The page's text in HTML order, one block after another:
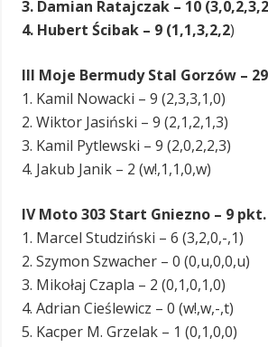
3. Damian Ratajczak – 10
4. Hubert Ścibak – 9 (1,1,3,2,2)
III Moje Bermudy Stal Gorzów –
1. Kamil Nowacki – 9 (2,3,3,1,0)
2. Wiktor Jasiński – 9 (2,1,2,1,3)
3. Kamil Pytlewski – 9 (2,0,2,2,3)
4. Jakub Janik – 2 (w!,1,1,0,w)
IV Moto 303 Start Gniezno – 9 pkt.
1. Marcel Studziński – 6 (3,2,0,-,1)
2. Szymon Szwacher – 0 (0,u,0,0,u)
3. Mikołaj Czapla – 2 (0,1,0,1,0)
4. Adrian Cieślewicz – 0 (w!,w,-,t)
5. Kacper M. Grzelak – 1 (0,1,0,0)